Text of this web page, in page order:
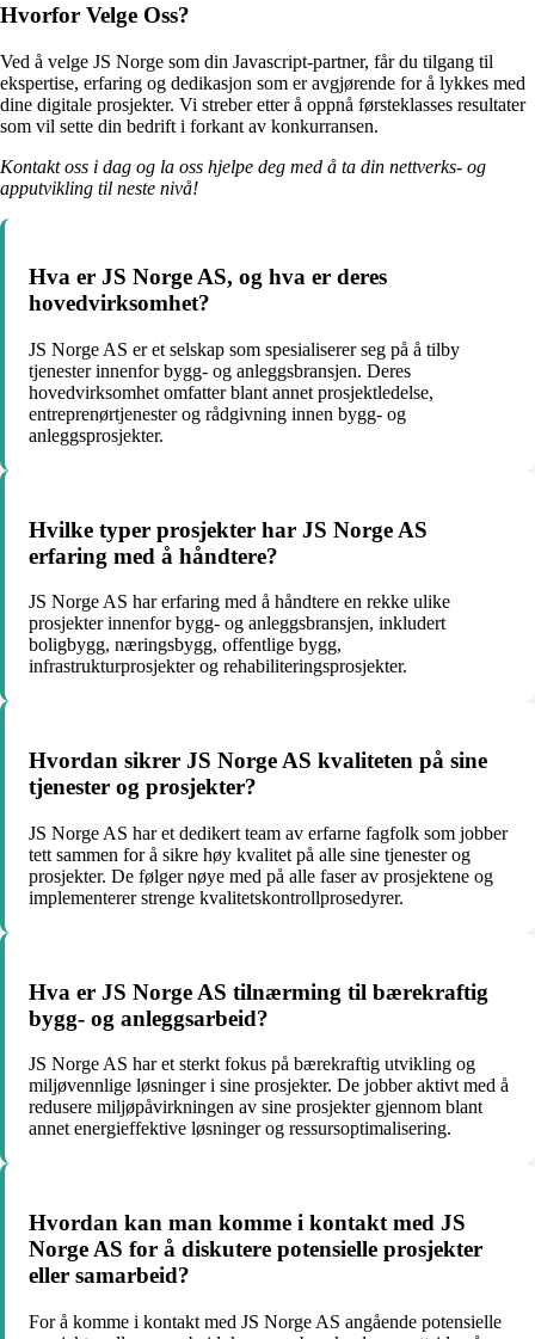
Hvorfor Velge Oss?
Ved å velge JS Norge som din Javascript-partner, får du tilgang til
ekspertise, erfaring og dedikasjon som er avgjørende for å lykkes med
dine digitale prosjekter. Vi streber etter å oppnå førsteklasses resultater
som vil sette din bedrift i forkant av konkurransen.
Kontakt oss i dag og la oss hjelpe deg med å ta din nettverks- og
apputvikling til neste nivå!
Hva er JS Norge AS, og hva er deres
hovedvirksomhet?
JS Norge AS er et selskap som spesialiserer seg på å tilby
tjenester innenfor bygg- og anleggsbransjen. Deres
hovedvirksomhet omfatter blant annet prosjektledelse,
entreprenørtjenester og rådgivning innen bygg- og
anleggsprosjekter.
Hvilke typer prosjekter har JS Norge AS
erfaring med å håndtere?
JS Norge AS har erfaring med å håndtere en rekke ulike
prosjekter innenfor bygg- og anleggsbransjen, inkludert
boligbygg, næringsbygg, offentlige bygg,
infrastrukturprosjekter og rehabiliteringsprosjekter.
Hvordan sikrer JS Norge AS kvaliteten på sine
tjenester og prosjekter?
JS Norge AS har et dedikert team av erfarne fagfolk som jobber
tett sammen for å sikre høy kvalitet på alle sine tjenester og
prosjekter. De følger nøye med på alle faser av prosjektene og
implementerer strenge kvalitetskontrollprosedyrer.
Hva er JS Norge AS tilnærming til bærekraftig
bygg- og anleggsarbeid?
JS Norge AS har et sterkt fokus på bærekraftig utvikling og
miljøvennlige løsninger i sine prosjekter. De jobber aktivt med å
redusere miljøpåvirkningen av sine prosjekter gjennom blant
annet energieffektive løsninger og ressursoptimalisering.
Hvordan kan man komme i kontakt med JS
Norge AS for å diskutere potensielle prosjekter
eller samarbeid?
For å komme i kontakt med JS Norge AS angående potensielle